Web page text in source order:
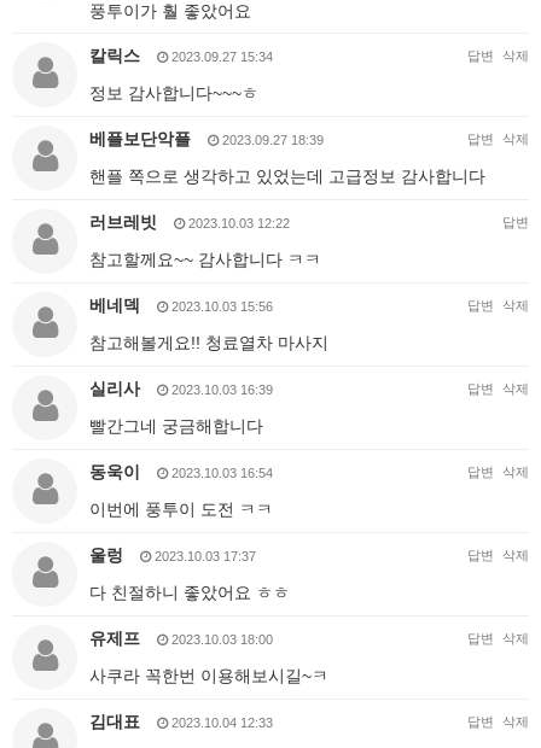
풍투이가 훨 좋았어요
칼릭스 2023.09.27 15:34 답변 삭제
정보 감사합니다~~~ㅎ
베플보단악플 2023.09.27 18:39 답변 삭제
핸플 쪽으로 생각하고 있었는데 고급정보 감사합니다
러브레빗 2023.10.03 12:22 답변
참고할께요~~ 감사합니다 ㅋㅋ
베네덱 2023.10.03 15:56 답변 삭제
참고해볼게요!! 청료열차 마사지
실리사 2023.10.03 16:39 답변 삭제
빨간그네 궁금해합니다
동욱이 2023.10.03 16:54 답변 삭제
이번에 풍투이 도전 ㅋㅋ
울렁 2023.10.03 17:37 답변 삭제
다 친절하니 좋았어요 ㅎㅎ
유제프 2023.10.03 18:00 답변 삭제
사쿠라 꼭한번 이용해보시길~ㅋ
김대표 2023.10.04 12:33 답변 삭제